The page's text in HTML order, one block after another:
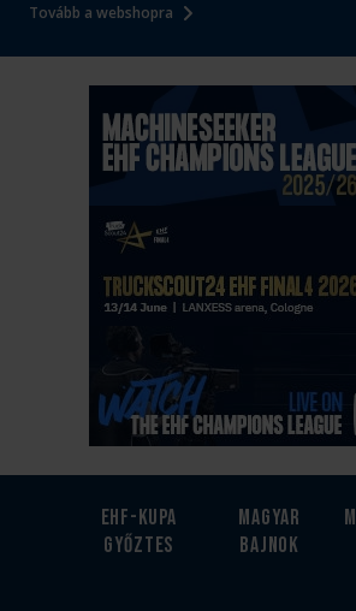
Tovább a webshopra
EHF-Kupa
győztes
Magyar
bajnok